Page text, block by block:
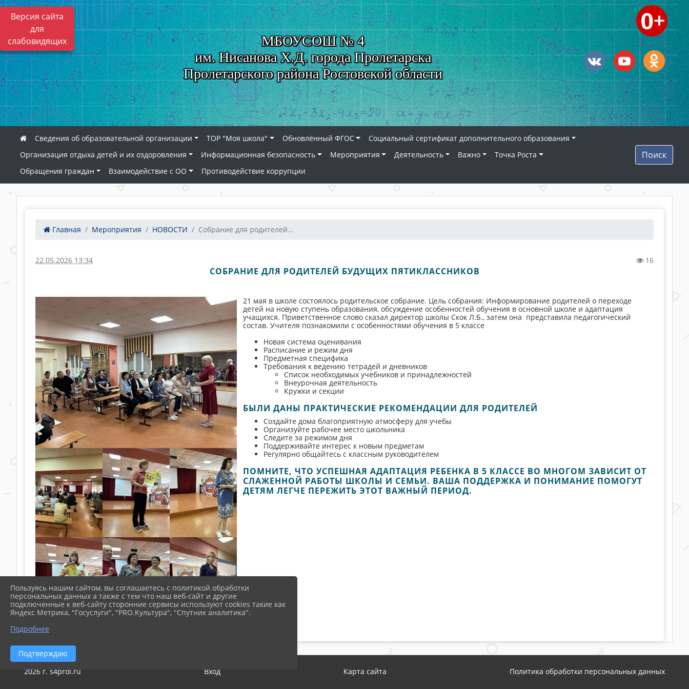
Версия сайта
для
слабовидящих
МБОУСОШ № 4
им. Нисанова Х.Д. города Пролетарска
Пролетарского района Ростовской области
Сведения об образовательной организации ТОР "Моя школа" Обновлённый ФГОС
Социальный сертификат дополнительного образования
Организация отдыха детей и их оздоровления
Информационная безопасность Мероприятия Деятельность Важно
Точка Роста
Обращения граждан
Взаимодействие с ОО Противодействие коррупции
Поиск
Главная Мероприятия НОВОСТИ Собрание для родителей...
22.05.2026 13:34 16
СОБРАНИЕ ДЛЯ РОДИТЕЛЕЙ БУДУЩИХ ПЯТИКЛАССНИКОВ
21 мая в школе состоялось родительское собрание. Цель собрания: Информирование родителей о переходе
детей на новую ступень образования, обсуждение особенностей обучения в основной школе и адаптация
учащихся. Приветственное слово сказал директор школы Скок Л.Б., затем она представила педагогический
состав. Учителя познакомили с особенностями обучения в 5 классе
Новая система оценивания
Расписание и режим дня
Предметная специфика
Требования к ведению тетрадей и дневников
Список необходимых учебников и принадлежностей
Внеурочная деятельность
Кружки и секции
БЫЛИ ДАНЫ ПРАКТИЧЕСКИЕ РЕКОМЕНДАЦИИ ДЛЯ РОДИТЕЛЕЙ
Создайте дома благоприятную атмосферу для учебы
Организуйте рабочее место школьника
Следите за режимом дня
Поддерживайте интерес к новым предметам
Регулярно общайтесь с классным руководителем
ПОМНИТЕ, ЧТО УСПЕШНАЯ АДАПТАЦИЯ РЕБЕНКА В 5 КЛАССЕ ВО МНОГОМ ЗАВИСИТ ОТ
СЛАЖЕННОЙ РАБОТЫ ШКОЛЫ И СЕМЬИ. ВАША ПОДДЕРЖКА И ПОНИМАНИЕ ПОМОГУТ
ДЕТЯМ ЛЕГЧЕ ПЕРЕЖИТЬ ЭТОТ ВАЖНЫЙ ПЕРИОД.
2026 г. s4prol.ru Вход Карта сайта Политика обработки персональных данных
Пользуясь нашим сайтом, вы соглашаетесь с политикой обработки
персональных данных а также с тем что наш веб-сайт и другие
подключенные к веб-сайту сторонние сервисы используют cookies такие как
Яндекс Метрика, "Госуслуги", "PRO.Культура", "Спутник аналитика".
Подробнее
Подтверждаю